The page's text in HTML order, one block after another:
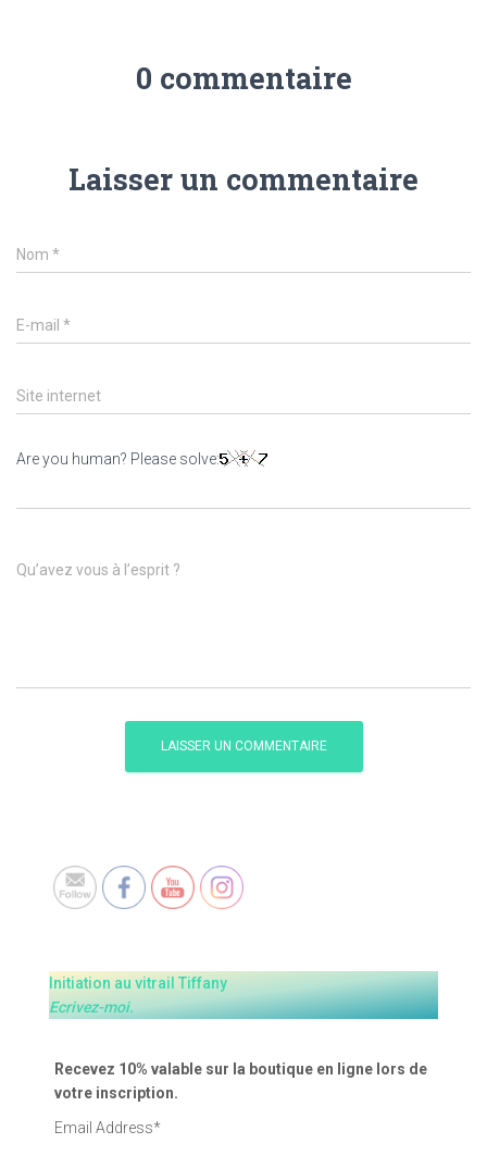
0 commentaire
Laisser un commentaire
Nom *
E-mail *
Site internet
Are you human? Please solve:
Qu’avez vous à l’esprit ?
Initiation au vitrail Tiffany
Ecrivez-moi.
Recevez 10% valable sur la boutique en ligne lors de
votre inscription.
Email Address*